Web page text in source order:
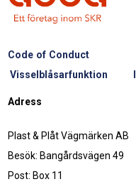
Code of Conduct
Visselblåsarfunktion
Adress
Plast & Plåt Vägmärken AB
Besök: Bangårdsvägen 49
Post: Box 11